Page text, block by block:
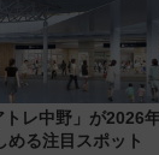
レ中野」が2026
める注目スポット